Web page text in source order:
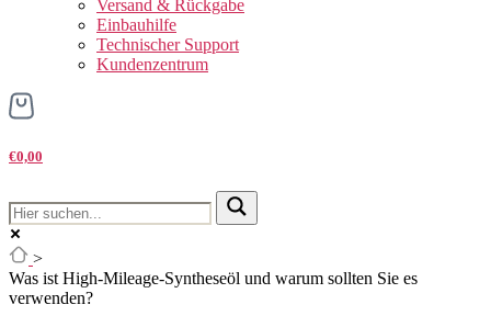
Versand & Rückgabe
Einbauhilfe
Technischer Support
Kundenzentrum
€0,00
>
Was ist High-Mileage-Syntheseöl und warum sollten Sie es
verwenden?